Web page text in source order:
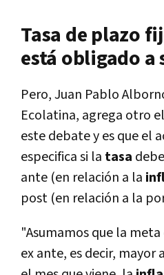
Tasa de plazo
está obligado a
Pero, Juan Pablo
Ecolatina, agrega otro
este debate y es que el
especifica si la tasa
ante (en relación a la
post (en relación a la
"Asumamos que la meta
ex ante, es decir, mayor